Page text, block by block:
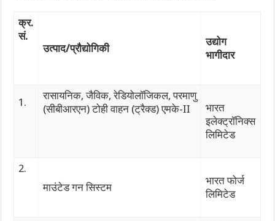
क्र.
सं.
उत्पाद/प्रौद्योगिकी
उद्योग
भागीदार
1.
रासायनिक, जैविक, रेडियोलॉजिकल, परमाणु
(सीबीआरएन) टोही वाहन (ट्रैक्ड) एमके-II
भारत
इलेक्ट्रॉनिक्स
लिमिटेड
2.
माउंटेड गन सिस्टम
भारत फोर्ज
लिमिटेड